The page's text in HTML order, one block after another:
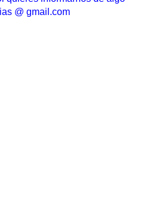
@ gmail.com